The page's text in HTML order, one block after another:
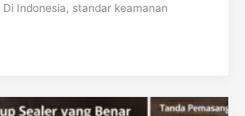
Indonesia, standar keamanan